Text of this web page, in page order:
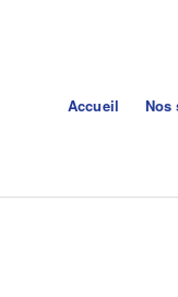
Accueil Nos